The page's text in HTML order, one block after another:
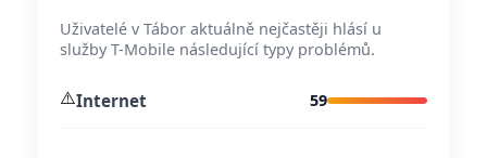
Uživatelé v Tábor aktuálně nejčastěji hlásí u
služby T-Mobile následující typy problémů.
⚠️Internet 59